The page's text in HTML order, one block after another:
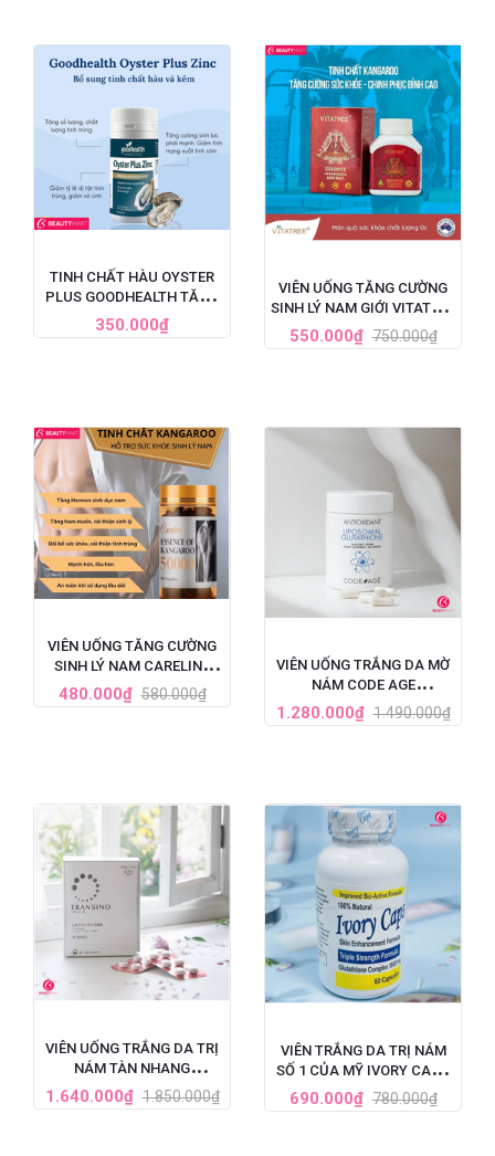
TINH CHẤT HÀU OYSTER
PLUS GOODHEALTH TĂNG
CƯỜNG SINH LÝ CHO NAM
GIỚI, HỘP 60 VIÊN
350.000₫
VIÊN UỐNG TĂNG CƯỜNG
SINH LÝ NAM GIỚI VITATREE
ESSENCE OF KANGAROO
40000 MAX - 100 VIÊN
550.000₫ 750.000₫
VIÊN UỐNG TĂNG CƯỜNG
SINH LÝ NAM CARELINE
ESSENCE OF KANGAROO
50000
480.000₫ 580.000₫
VIÊN UỐNG TRẮNG DA MỜ
NÁM CODE AGE
LIPOSOMAL GLUTATHIONE
HỘP 60 VIÊN
1.280.000₫ 1.490.000₫
VIÊN UỐNG TRẮNG DA TRỊ
NÁM TÀN NHANG
TRANSINO WHITENING HỘP
240 VIÊN
1.640.000₫ 1.850.000₫
VIÊN TRẮNG DA TRỊ NÁM
SỐ 1 CỦA MỸ IVORY CAPS
GLUTATHIONE (1500MG X
60 VIÊN)
690.000₫ 780.000₫